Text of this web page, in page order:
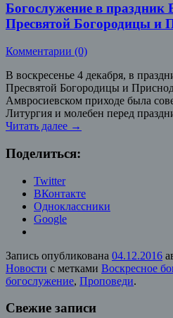
Богослужение в праздник
Пресвятой Богородицы и
Комментарии (0)
В воскресенье 4 декабря, в
Пресвятой Богородицы и
Амвросиевском приходе была
Литургия и молебен перед
Читать далее →
Поделиться:
Twitter
ВКонтакте
Одноклассники
Google
Запись опубликована 04.12.2016
Новости с метками Воскресное
богослужение, Проповеди.
Свежие записи